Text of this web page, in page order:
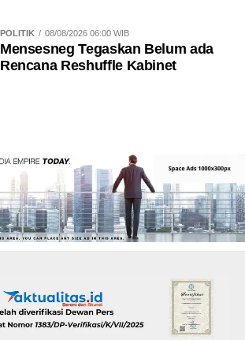
POLITIK 08/08/2026 06:00 WIB
Mensesneg Tegaskan Belum ada
Rencana Reshuffle Kabinet